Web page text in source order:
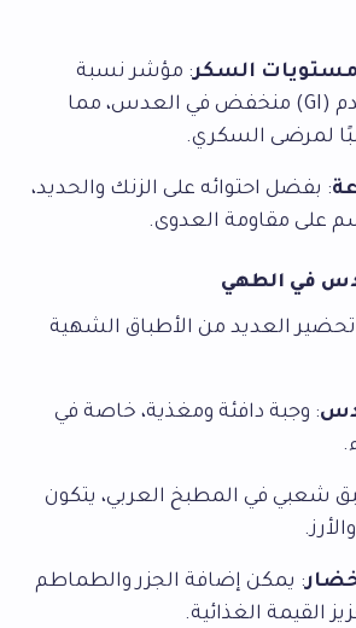
مستويات السكر: مؤشر نسبة
السكر في الدم (GI) منخفض في العدس، مما
لمرضى السكري.
: بفضل احتوائه على الزنك والحديد،
على مقاومة العدوى.
في الطهي
العديد من الأطباق الشهية
: وجبة دافئة ومغذية، خاصة في
شعبي في المطبخ العربي، يتكون
: يمكن إضافة الجزر والطماطم
القيمة الغذائية.